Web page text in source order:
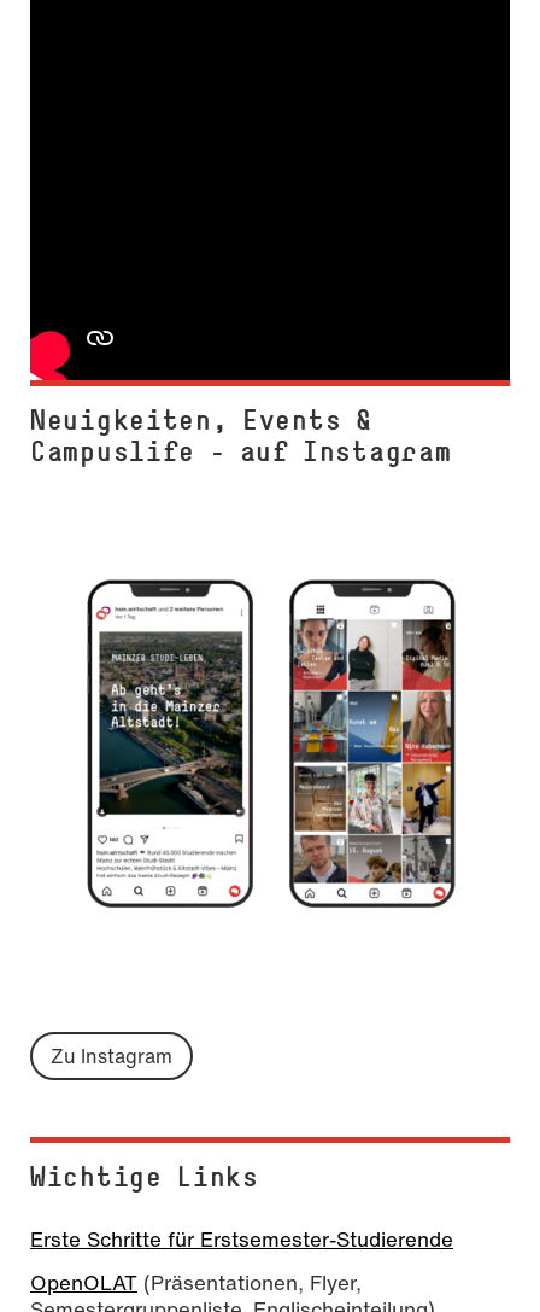
Neuigkeiten, Events &
Campuslife – auf Instagram
Zu Instagram
Wichtige Links
Erste Schritte für Erstsemester-Studierende
OpenOLAT (Präsentationen, Flyer,